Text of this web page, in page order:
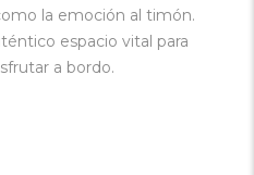
la emoción al timón.
espacio vital para
a bordo.